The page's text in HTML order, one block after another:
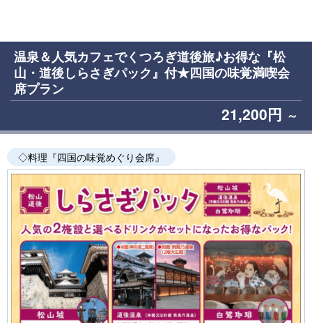
温泉＆人気カフェでくつろぎ道後旅♪お得な『松
山・道後しらさぎパック』付★四国の味覚満喫会
席プラン
21,200円 ～
◇料理『四国の味覚めぐり会席』